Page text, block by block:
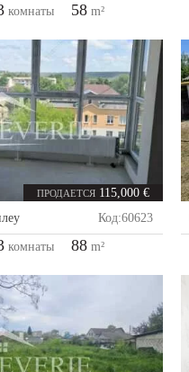
комнаты 58m²
ПРОДАЕТСЯ 115,000 €
Код:60623
комнаты 88m²